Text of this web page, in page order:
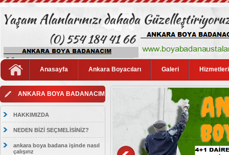
Anasayfa Ankara Boyacıları Galeri
ANKARA BOYA BADANACIM
HAKKIMIZDA
NEDEN BİZİ SEÇMELİSİNİZ?
ankara boya badana işinde nasıl
çalışırız